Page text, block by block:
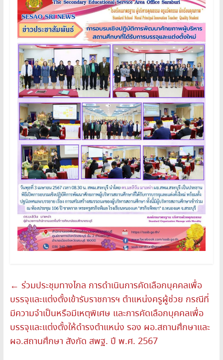
← ร่วมประชุมทางไกล การดำเนินการคัดเลือกบุคคลเพื่อ
บรรจุและแต่งตั้งเข้ารับราชการฯ ตำแหน่งครูผู้ช่วย กรณีที่
มีความจำเป็นหรือมีเหตุพิเศษ และการคัดเลือกบุคคลเพื่อ
บรรจุและแต่งตั้งให้ดำรงตำแหน่ง รอง ผอ.สถานศึกษาและ
ผอ.สถานศึกษา สังกัด สพฐ. ปี พ.ศ. 2567